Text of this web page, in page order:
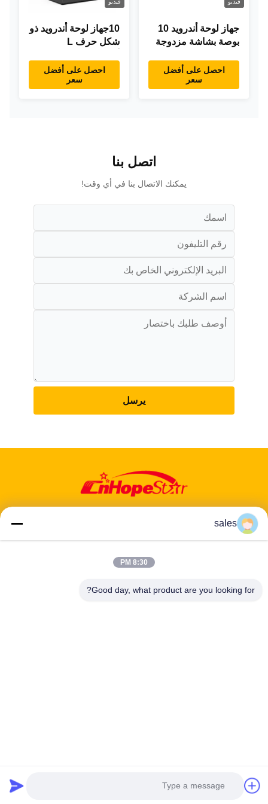
جهاز لوحة أندرويد 10
بوصة بشاشة مزدوجة
POE إعلانات جهاز
كمبيوتر لوحي
احصل على أفضل
سعر
10جهاز لوحة أندرويد ذو
شكل حرف L
جهاز لوحة IPS جهاز
لوحة لمس للمطعم
احصل على أفضل
سعر
اتصل بنا
يمكنك الاتصال بنا في أي وقت!
يرسل
عنوان: 601-606، الطابق 6، المبنى E، حديقة يوانفين الصناعية، منطقة
هاتف:86-13424296897
الحقوق محفوظة.
sales
8:30 PM
Good day, what product are you looking for?